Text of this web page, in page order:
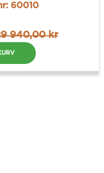
60010
940,00 kr